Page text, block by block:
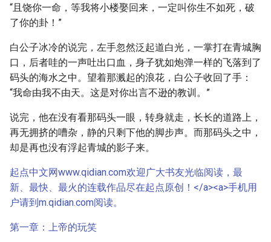
“且饶你一命，等我将小楼娶回来，一定叫你生不如死，破
了你的卦！”
白公子冰冷的说完，左手忽然泛起道白光，一掌打在青城胸
口，后者哇的一声吐出口血，身子犹如炮弹一样的飞落到了
码头的海水之中。望着那溅起的浪花，白公子收回了手：
“我命由我不由天。这是对你出言不逊的教训。”
说完，他在没有看那码头一眼，转身就走，长长的道路上，
再无拥挤的嘈杂，静的只剩下他的脚步声。而那码头之中，
却是再也没有浮起青城的影子来。
起点中文网www.qidian.com欢迎广大书友光临阅读，最
新、最快、最火的连载作品尽在起点原创！</a><a>手机用
户请到m.qidian.com阅读。
第一章：上帝的玩笑